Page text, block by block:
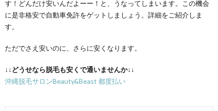
す！どんだけ安いんだよーー！と、うなってしまいます。この機会
に是非格安で自動車免許をゲットしましょう。詳細をご紹介しま
す。
ただでさえ安いのに、さらに安くなります。
↓↓どうせなら脱毛も安くで通いませんか↓↓
沖縄脱毛サロンBeauty&Beast 都度払い